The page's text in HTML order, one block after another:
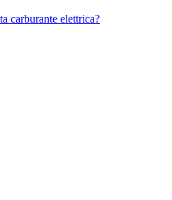
carburante elettrica?